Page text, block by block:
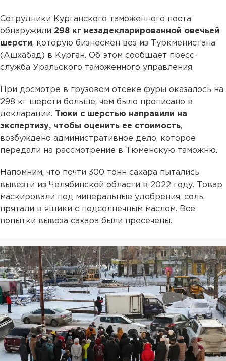
Сотрудники Курганского таможенного поста
обнаружили 298 кг незадекларированной овечьей
шерсти, которую бизнесмен вез из Туркменистана
(Ашхабад) в Курган. Об этом сообщает пресс-
служба Уральского таможенного управления.
При досмотре в грузовом отсеке фуры оказалось на
298 кг шерсти больше, чем было прописано в
декларации. Тюки с шерстью направили на
экспертизу, чтобы оценить ее стоимость,
возбуждено административное дело, которое
передали на рассмотрение в Тюменскую таможню.
Напомним, что почти 300 тонн сахара пытались
вывезти из Челябинской области в 2022 году. Товар
маскировали под минеральные удобрения, соль,
прятали в ящики с подсолнечным маслом. Все
попытки вывоза сахара были пресечены.